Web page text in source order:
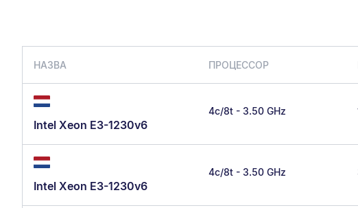
НАЗВА ПРОЦЕССОР
Intel Xeon E3-1230v6
4c/8t - 3.50 GHz
Intel Xeon E3-1230v6
4c/8t - 3.50 GHz